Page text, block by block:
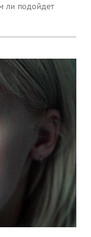
ли подойдет